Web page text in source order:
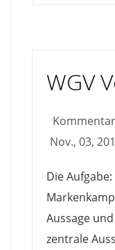
WGV
Nov., 03,
Die
Aussage
zentrale